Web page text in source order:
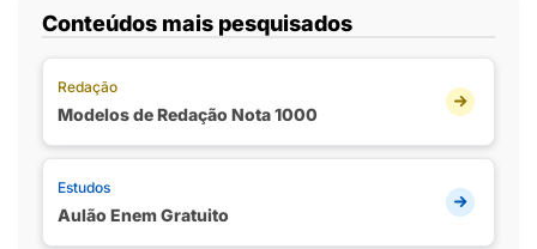
Conteúdos mais pesquisados
Redação
Modelos de Redação Nota 1000
Estudos
Aulão Enem Gratuito